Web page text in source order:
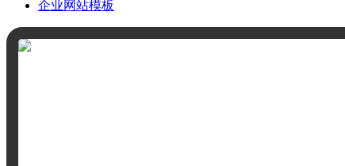
企业网站模板